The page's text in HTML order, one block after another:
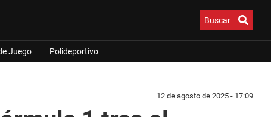
Buscar
Juego Polideportivo
12 de agosto de 2025 - 17:09